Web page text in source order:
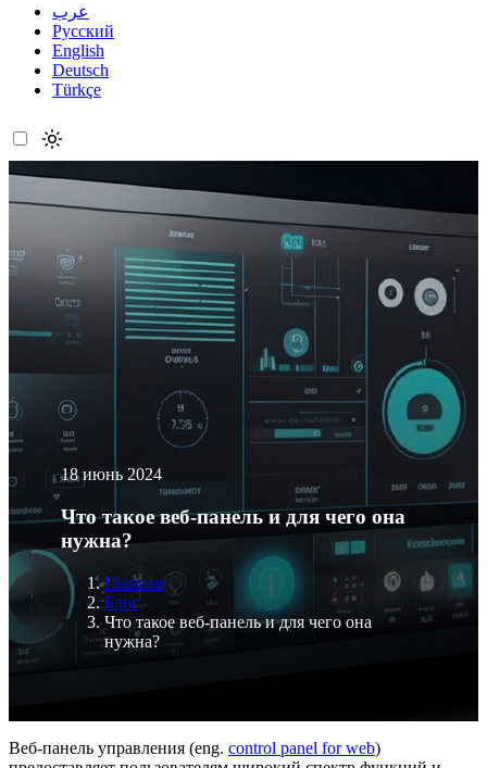
عرب
Русский
English
Deutsch
Türkçe
18 июнь 2024
Что такое веб-панель и для чего она
нужна?
Главная
Блог
Что такое веб-панель и для чего она
нужна?
Веб-панель управления (eng. control panel for web)